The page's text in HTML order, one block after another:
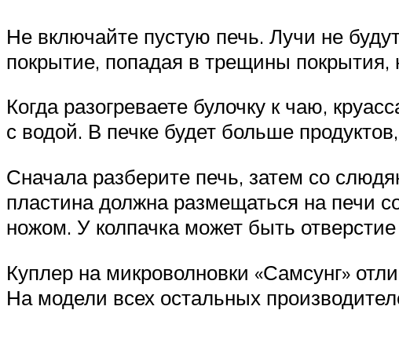
Не включайте пустую печь. Лучи не
покрытие, попадая в трещины покрытия,
Когда разогреваете булочку к чаю,
с водой. В печке будет больше
Сначала разберите печь, затем со
пластина должна размещаться на печи
ножом. У колпачка может быть
Куплер на микроволновки «Самсунг»
На модели всех остальных